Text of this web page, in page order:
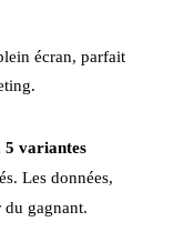
écran, parfait
5 variantes
Les données,
gagnant.